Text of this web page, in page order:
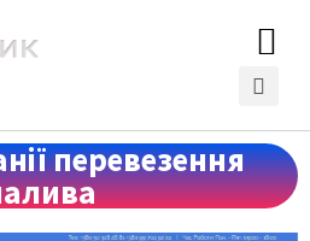
перевезення